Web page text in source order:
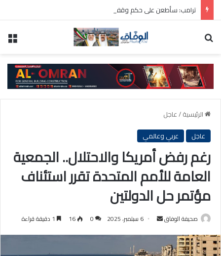
ترامب: سأطعن على حكم وقف بناء قاعة الاحتفالات بالبيت الأبيض
الرئيسية/عاجل
عاجل
عربي وعالمي
رغم رفض أمريكا والاحتلال.. الجمعية
العامة للأمم المتحدة تقرر استئناف
مؤتمر حل الدولتين
صحيفة الوفاق
أرسل 6 سبتمبر، 2025 0
16